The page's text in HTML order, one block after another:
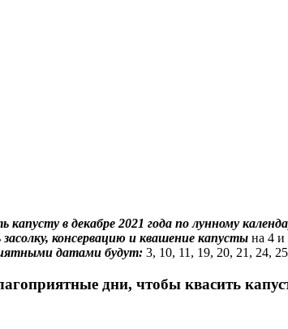
в декабре 2021 года по лунному
консервацию и квашение капусты на 4 и
датами будут: 3, 10, 11, 19, 20, 21, 24,
дни, чтобы квасить